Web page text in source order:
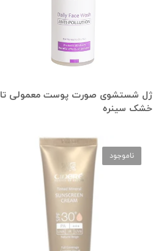
ژل شستشوی صورت پوست معمولی تا
خشک سینره
ناموجود